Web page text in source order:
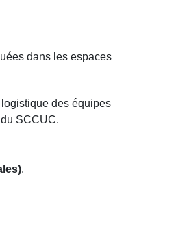
dans les espaces
des équipes
SCCUC.
.